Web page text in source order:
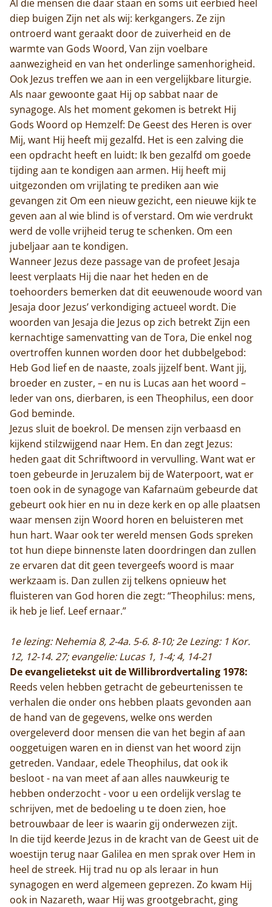
Trappisten
De abdij
Actueel
Monnik worden
Contact
Al die mensen die daar staan en soms uit eerbied heel
diep buigen Zijn net als wij: kerkgangers. Ze zijn
ontroerd want geraakt door de zuiverheid en de
warmte van Gods Woord, Van zijn voelbare
aanwezigheid en van het onderlinge samenhorigheid.
Ook Jezus treffen we aan in een vergelijkbare liturgie.
Als naar gewoonte gaat Hij op sabbat naar de
synagoge. Als het moment gekomen is betrekt Hij
Gods Woord op Hemzelf: De Geest des Heren is over
Mij, want Hij heeft mij gezalfd. Het is een zalving die
een opdracht heeft en luidt: Ik ben gezalfd om goede
tijding aan te kondigen aan armen. Hij heeft mij
uitgezonden om vrijlating te prediken aan wie
gevangen zit Om een nieuw gezicht, een nieuwe kijk te
geven aan al wie blind is of verstard. Om wie verdrukt
werd de volle vrijheid terug te schenken. Om een
jubeljaar aan te kondigen.
Wanneer Jezus deze passage van de profeet Jesaja
leest verplaats Hij die naar het heden en de
toehoorders bemerken dat dit eeuwenoude woord van
Jesaja door Jezus’ verkondiging actueel wordt. Die
woorden van Jesaja die Jezus op zich betrekt Zijn een
kernachtige samenvatting van de Tora, Die enkel nog
overtroffen kunnen worden door het dubbelgebod:
Heb God lief en de naaste, zoals jijzelf bent. Want jij,
broeder en zuster, – en nu is Lucas aan het woord –
Ieder van ons, dierbaren, is een Theophilus, een door
God beminde.
Jezus sluit de boekrol. De mensen zijn verbaasd en
kijkend stilzwijgend naar Hem. En dan zegt Jezus:
heden gaat dit Schriftwoord in vervulling. Want wat er
toen gebeurde in Jeruzalem bij de Waterpoort, wat er
toen ook in de synagoge van Kafarnaüm gebeurde dat
gebeurt ook hier en nu in deze kerk en op alle plaatsen
waar mensen zijn Woord horen en beluisteren met
hun hart. Waar ook ter wereld mensen Gods spreken
tot hun diepe binnenste laten doordringen dan zullen
ze ervaren dat dit geen tevergeefs woord is maar
werkzaam is. Dan zullen zij telkens opnieuw het
fluisteren van God horen die zegt: “Theophilus: mens,
ik heb je lief. Leef ernaar.”
1e lezing: Nehemia 8, 2-4a. 5-6. 8-10; 2e Lezing: 1 Kor.
12, 12-14. 27; evangelie: Lucas 1, 1-4; 4, 14-21
De evangelietekst uit de Willibrordvertaling 1978:
Reeds velen hebben getracht de gebeurtenissen te
verhalen die onder ons hebben plaats gevonden aan
de hand van de gegevens, welke ons werden
overgeleverd door mensen die van het begin af aan
ooggetuigen waren en in dienst van het woord zijn
getreden. Vandaar, edele Theophilus, dat ook ik
besloot - na van meet af aan alles nauwkeurig te
hebben onderzocht - voor u een ordelijk verslag te
schrijven, met de bedoeling u te doen zien, hoe
betrouwbaar de leer is waarin gij onderwezen zijt.
In die tijd keerde Jezus in de kracht van de Geest uit de
woestijn terug naar Galilea en men sprak over Hem in
heel de streek. Hij trad nu op als leraar in hun
synagogen en werd algemeen geprezen. Zo kwam Hij
ook in Nazareth, waar Hij was grootgebracht, ging